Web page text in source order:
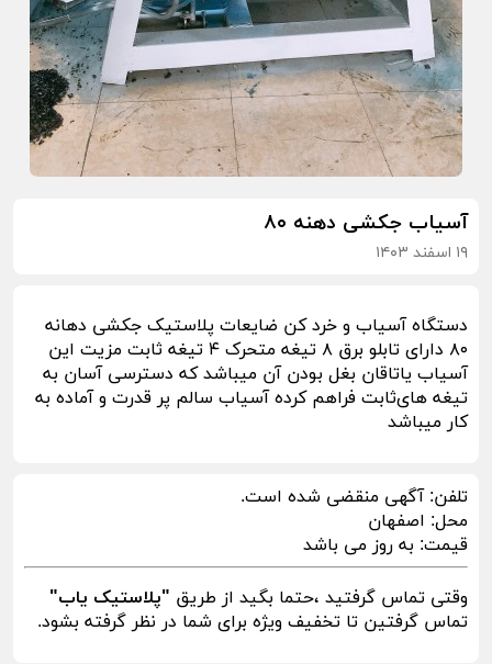
آسیاب جکشی دهنه ۸۰
۱۹ اسفند ۱۴۰۳
دستگاه آسیاب و خرد کن ضایعات پلاستیک جکشی دهانه
۸۰ دارای تابلو برق ۸ تیغه متحرک ۴ تیغه ثابت مزیت این
آسیاب یاتاقان بغل بودن آن میباشد که دسترسی آسان به
تیغه های‌ثابت فراهم کرده آسیاب سالم پر قدرت و آماده به
کار میباشد
تلفن:آگهی منقضی شده است.
محل: اصفهان
قیمت: به روز می باشد
وقتی تماس گرفتید ،حتما بگید از طریق "پلاستیک یاب"
تماس گرفتین تا تخفیف ویژه برای شما در نظر گرفته بشود.